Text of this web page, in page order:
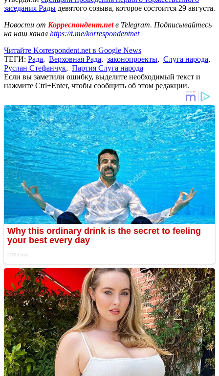
заседания Рады девятого созыва, которое состоится 29 августа.
Новости от Корреспондент.netв Telegram. Подписывайтесь
на наш канал https://t.me/korrespondentnet
Читайте Korrespondent.net в Google News
ТЕГИ: Рада, Верховная Рада, законопроекты, Слуга народа,
Руслан Стефанчук, Партия Слуга народа
Если вы заметили ошибку, выделите необходимый текст и
нажмите Ctrl+Enter, чтобы сообщить об этом редакции.